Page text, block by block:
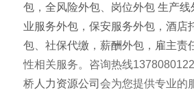
包 ， 全风险外包 岗位外包 生产线
业服务外包 ， 保安服务外包 ， 酒店
包
社保代缴 ， 薪酬外包 ， 雇主责
性相关服务。咨询热线
桥 人力资源公司 会为您提供专业的